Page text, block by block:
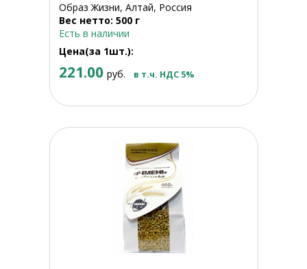
Образ Жизни, Алтай, Россия
Вес нетто: 500 г
Есть в наличии
Цена(за 1шт.):
221.00 руб. в т.ч. НДС 5%